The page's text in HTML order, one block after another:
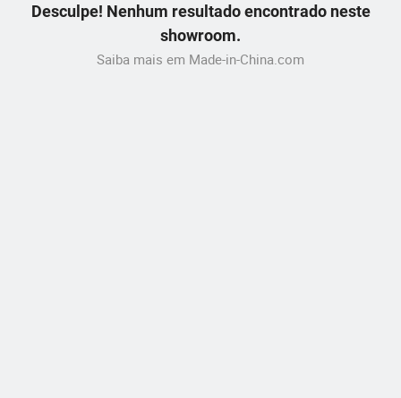
Desculpe! Nenhum resultado encontrado neste
showroom.
Saiba mais em Made-in-China.com